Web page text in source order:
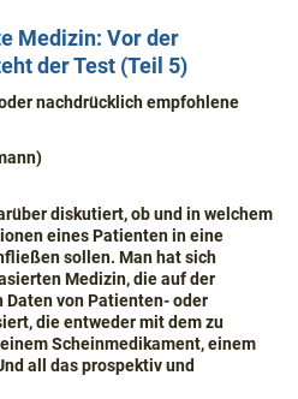
Medizin: Vor der
der Test (Teil 5)
nachdrücklich empfohlene
diskutiert, ob und in welchem
eines Patienten in eine
sollen. Man hat sich
Medizin, die auf der
von Patienten- oder
die entweder mit dem zu
Scheinmedikament, einem
all das prospektiv und